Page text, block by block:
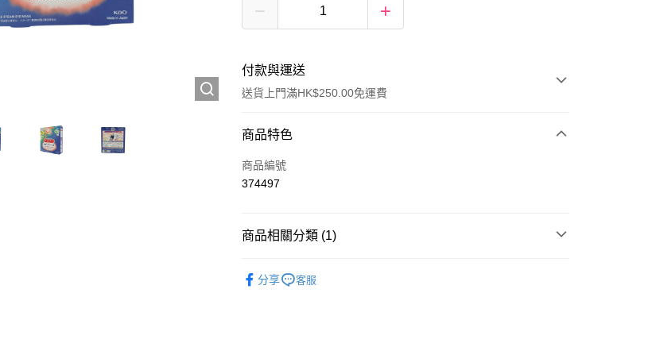
付款與運送
送貨上門滿HK$250.00免運費
付款方式
信用卡
商品特色
商品編號
374497
商品相關分類 (1)
分享
客服